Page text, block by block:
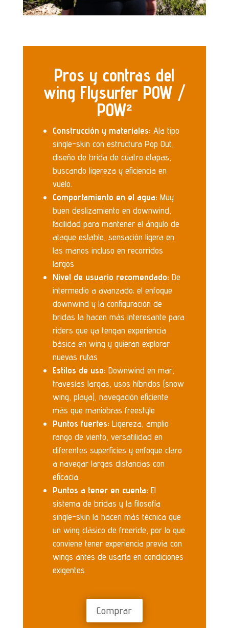
Pros y contras del
wing Flysurfer POW /
POW²
Construcción y materiales: Ala tipo
single-skin con estructura Pop Out,
diseño de brida de cuatro etapas,
buscando ligereza y eficiencia en
vuelo.
Comportamiento en el agua: Muy
buen deslizamiento en downwind,
facilidad para mantener el ángulo de
ataque estable, sensación ligera en
las manos incluso en recorridos
largos
Nivel de usuario recomendado: De
intermedio a avanzado; el enfoque
downwind y la configuración de
bridas la hacen más interesante para
riders que ya tengan experiencia
básica en wing y quieran explorar
nuevas rutas
Estilos de uso: Downwind en mar,
travesías largas, usos híbridos (snow
wing, playa), navegación eficiente
más que maniobras freestyle
Puntos fuertes: Ligereza, amplio
rango de viento, versatilidad en
diferentes superficies y enfoque claro
a navegar largas distancias con
eficacia.
Puntos a tener en cuenta: El
sistema de bridas y la filosofía
single-skin la hacen más técnica que
un wing clásico de freeride, por lo que
conviene tener experiencia previa con
wings antes de usarla en condiciones
exigentes
Comprar